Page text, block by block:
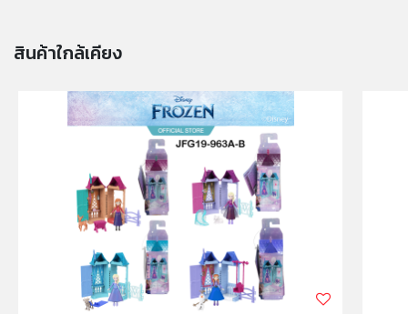
คำเตือน/ข้อห้าม:
ห้ามแยกชิ้นส่วนออกจากกัน ชิ้นส่วนมีขนาดเล็ก เด็กควรใช้
งานในการดูแลของผู้ปกครอง หรือผู้เชี่ยวชาญ ไม่นำเข้าจมูก
และขว้างปา
สินค้าใกล้เคียง